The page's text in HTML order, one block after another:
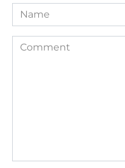
Name
Comment